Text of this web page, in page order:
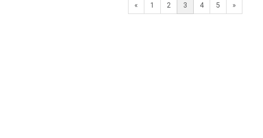
« Previous
1 2 3 4 5 »